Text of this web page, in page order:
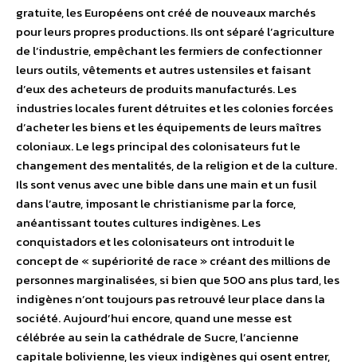
gratuite, les Européens ont créé de nouveaux marchés
pour leurs propres productions. Ils ont séparé l’agriculture
de l’industrie, empêchant les fermiers de confectionner
leurs outils, vêtements et autres ustensiles et faisant
d’eux des acheteurs de produits manufacturés. Les
industries locales furent détruites et les colonies forcées
d’acheter les biens et les équipements de leurs maîtres
coloniaux. Le legs principal des colonisateurs fut le
changement des mentalités, de la religion et de la culture.
Ils sont venus avec une bible dans une main et un fusil
dans l’autre, imposant le christianisme par la force,
anéantissant toutes cultures indigènes. Les
conquistadors et les colonisateurs ont introduit le
concept de « supériorité de race » créant des millions de
personnes marginalisées, si bien que 500 ans plus tard, les
indigènes n’ont toujours pas retrouvé leur place dans la
société. Aujourd’hui encore, quand une messe est
célébrée au sein la cathédrale de Sucre, l’ancienne
capitale bolivienne, les vieux indigènes qui osent entrer,